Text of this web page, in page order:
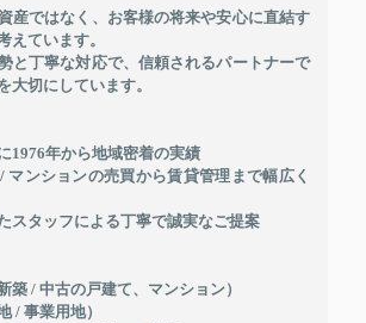
産ではなく、お客様の将来や安心に直結す
えています。
と丁寧な対応で、信頼されるパートナーで
大切にしています。
1976年から地域密着の実績
マンションの売買から賃貸管理まで幅広く
スタッフによる丁寧で誠実なご提案
築 / 中古の戸建て、マンション）
/ 事業用地）